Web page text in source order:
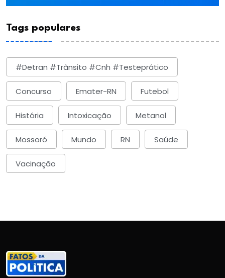
Tags populares
#detran #trânsito #cnh #testeprático
Concurso Emater-RN Futebol
História Intoxicação Metanol
Mossoró Mundo RN Saúde
Vacinação